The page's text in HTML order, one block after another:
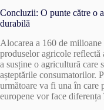
Concluzii: O punte către o
durabilă
Alocarea a 160 de
produselor agricole
a susține o agricultură care
așteptările consumatorilor.
următoare va fi una în care
europene vor face